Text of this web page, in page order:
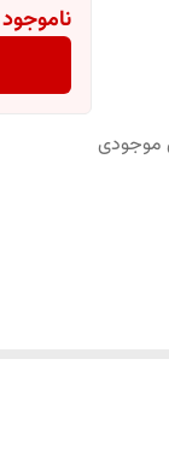
موجودی
ناموجود